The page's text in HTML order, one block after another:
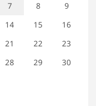
7 8
9
14 15
16
21 22
23
28 29
30